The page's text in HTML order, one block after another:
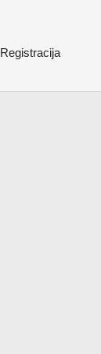
Registracija